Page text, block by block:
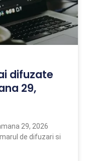
difuzate
29,
29, 2026
de difuzari si